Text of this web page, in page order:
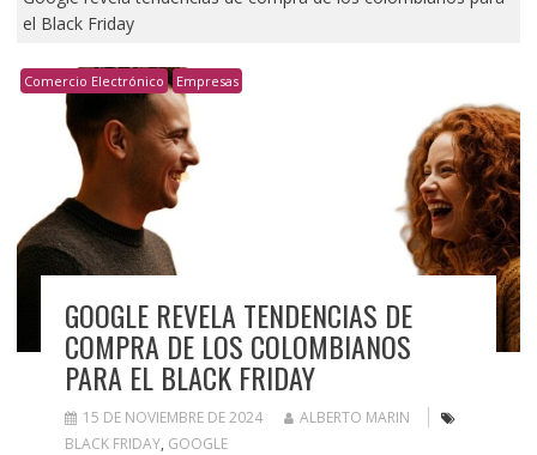
el Black Friday
Comercio Electrónico Empresas
GOOGLE REVELA TENDENCIAS DE
COMPRA DE LOS COLOMBIANOS
PARA EL BLACK FRIDAY
15 DE NOVIEMBRE DE 2024
ALBERTO MARIN
BLACK FRIDAY, GOOGLE